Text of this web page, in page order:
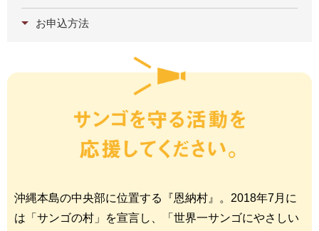
お申込方法
沖縄本島の中央部に位置する『恩納村』。2018年7月に
は「サンゴの村」を宣言し、「世界一サンゴにやさしい